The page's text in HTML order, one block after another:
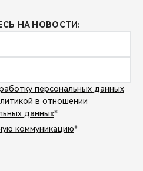
НА НОВОСТИ:
персональных данных
в отношении
данных*
коммуникацию*